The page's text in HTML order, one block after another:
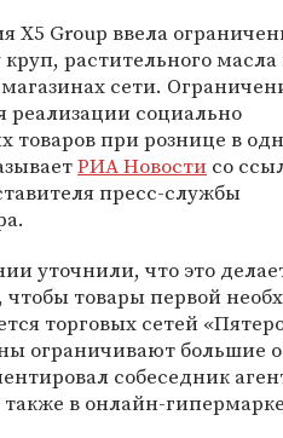
X5 Group ввела
растительного масла
магазинах сети.
реализации социально
товаров при рознице в
РИА Новости со
пресс-службы
уточнили, что это
чтобы товары первой
торговых сетей
ограничивают большие
собеседник
в онлайн-